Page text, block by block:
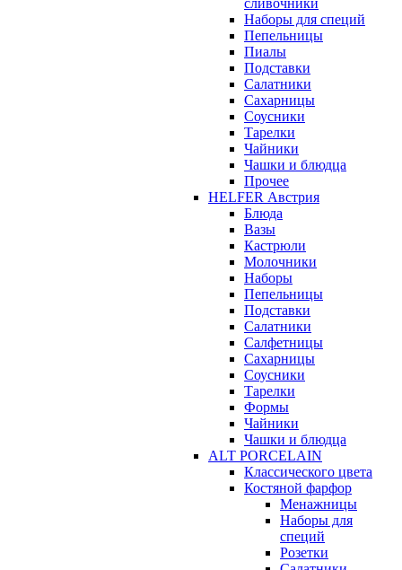
Наборы для специй
Пепельницы
Пиалы
Подставки
Салатники
Сахарницы
Соусники
Тарелки
Чайники
Чашки и блюдца
Прочее
HELFER Австрия
Блюда
Вазы
Кастрюли
Молочники
Наборы
Пепельницы
Подставки
Салатники
Салфетницы
Сахарницы
Соусники
Тарелки
Формы
Чайники
Чашки и блюдца
ALT PORCELAIN
Классического цвета
Костяной фарфор
Менажницы
Наборы для
специй
Розетки